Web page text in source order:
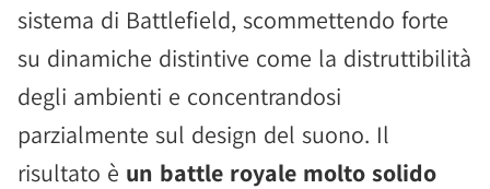
sistema di Battlefield, scommettendo forte
su dinamiche distintive come la distruttibilità
degli ambienti e concentrandosi
parzialmente sul design del suono. Il
risultato è un battle royale molto solido